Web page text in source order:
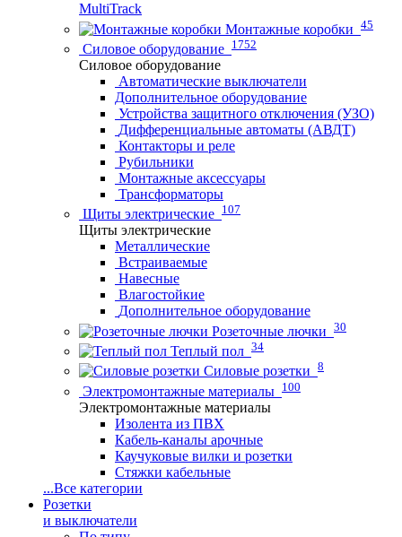
MultiTrack
Монтажные коробки 45
Силовое оборудование 1752
Силовое оборудование
Автоматические выключатели
Дополнительное оборудование
Устройства защитного отключения (УЗО)
Дифференциальные автоматы (АВДТ)
Контакторы и реле
Рубильники
Монтажные аксессуары
Трансформаторы
Щиты электрические 107
Щиты электрические
Металлические
Встраиваемые
Навесные
Влагостойкие
Дополнительное оборудование
Розеточные лючки 30
Теплый пол 34
Силовые розетки 8
Электромонтажные материалы 100
Электромонтажные материалы
Изолента из ПВХ
Кабель-каналы арочные
Каучуковые вилки и розетки
Стяжки кабельные
...Все категории
Розетки
и выключатели